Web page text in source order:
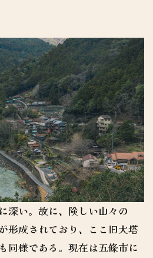
深い。故に、険しい山々の
形成されており、ここ旧大塔
同様である。現在は五條市に